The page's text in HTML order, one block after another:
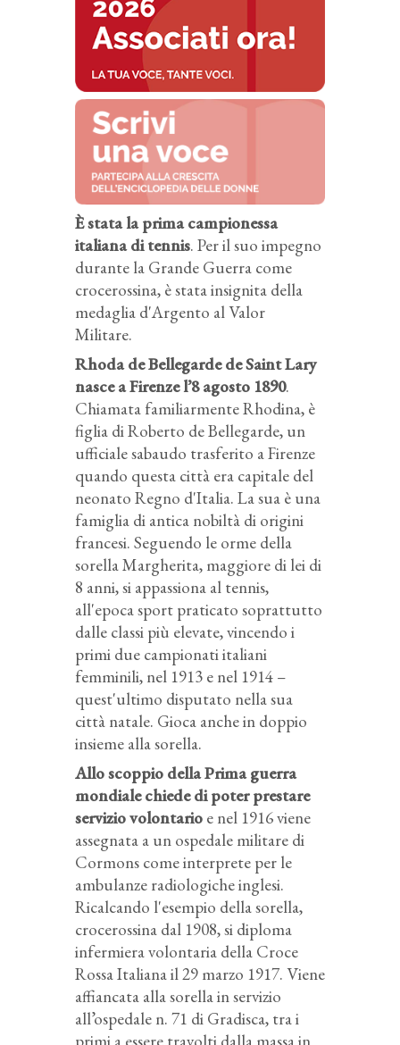
È stata la prima campionessa
italiana di tennis. Per il suo impegno
durante la Grande Guerra come
crocerossina, è stata insignita della
medaglia d'Argento al Valor
Militare.
Rhoda de Bellegarde de Saint Lary
nasce a Firenze l’8 agosto 1890.
Chiamata familiarmente Rhodina, è
figlia di Roberto de Bellegarde, un
ufficiale sabaudo trasferito a Firenze
quando questa città era capitale del
neonato Regno d'Italia. La sua è una
famiglia di antica nobiltà di origini
francesi. Seguendo le orme della
sorella Margherita, maggiore di lei di
8 anni, si appassiona al tennis,
all'epoca sport praticato soprattutto
dalle classi più elevate, vincendo i
primi due campionati italiani
femminili, nel 1913 e nel 1914 –
quest'ultimo disputato nella sua
città natale. Gioca anche in doppio
insieme alla sorella.
Allo scoppio della Prima guerra
mondiale chiede di poter prestare
servizio volontario e nel 1916 viene
assegnata a un ospedale militare di
Cormons come interprete per le
ambulanze radiologiche inglesi.
Ricalcando l'esempio della sorella,
crocerossina dal 1908, si diploma
infermiera volontaria della Croce
Rossa Italiana il 29 marzo 1917. Viene
affiancata alla sorella in servizio
all’ospedale n. 71 di Gradisca, tra i
primi a essere travolti dalla massa in